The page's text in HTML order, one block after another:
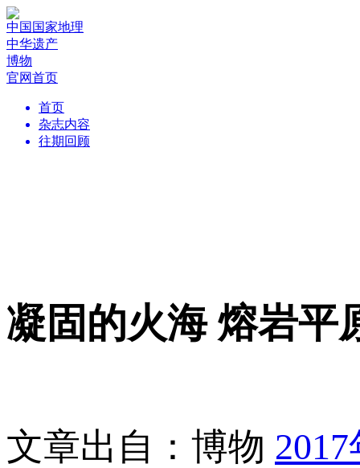
中国国家地理
中华遗产
博物
官网首页
首页
杂志内容
往期回顾
凝固的火海 熔岩平
文章出自：博物